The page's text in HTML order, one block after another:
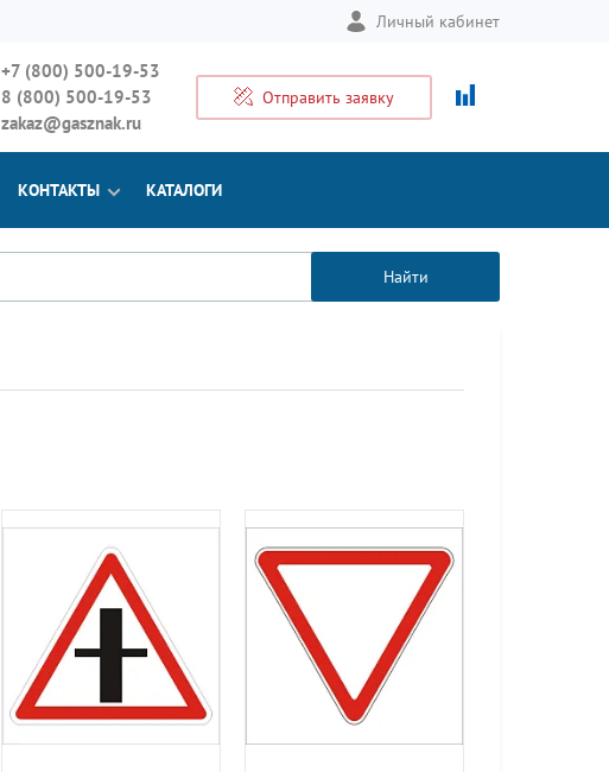
Личный кабинет
+7 (800) 500-19-53
8 (800) 500-19-53
zakaz@gasznak.ru
Отправить заявку
КОНТАКТЫ КАТАЛОГИ
Найти